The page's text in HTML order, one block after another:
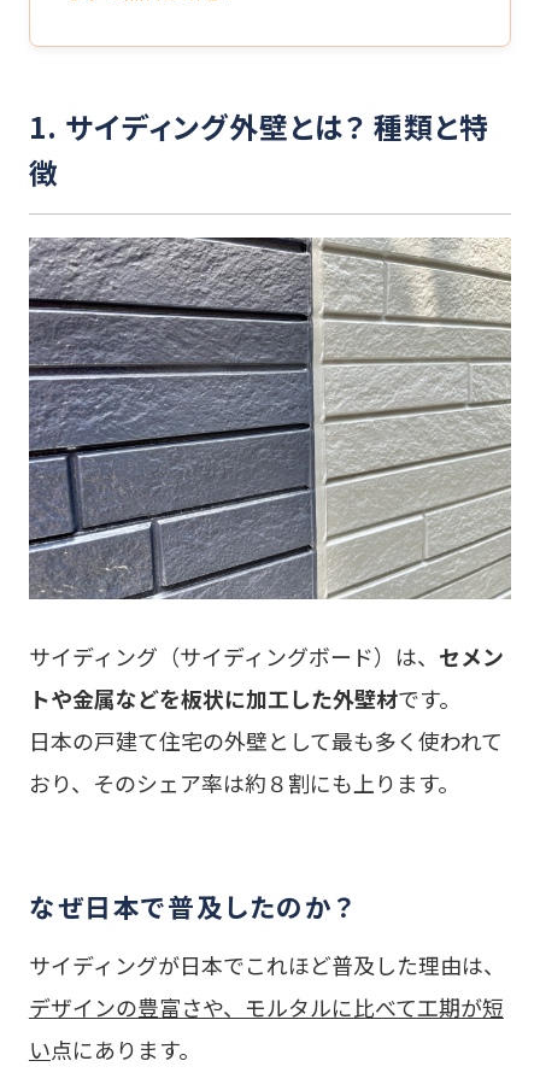
1. サイディング外壁とは？ 種類と特
徴
サイディング（サイディングボード）は、 セメン
トや金属などを板状に加工した外壁材です。
日本の戸建て住宅の外壁として最も多く使われて
おり、そのシェア率は約８割にも上ります。
なぜ日本で普及したのか？
サイディングが日本でこれほど普及した理由は、
デザインの豊富さや、モルタルに比べて工期が短
い点にあります。